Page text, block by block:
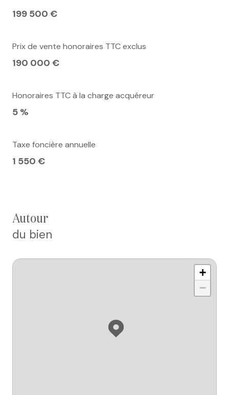
199 500 €
Prix de vente honoraires TTC exclus
190 000 €
Honoraires TTC à la charge acquéreur
5 %
Taxe foncière annuelle
1 550 €
autour
du bien
+
−